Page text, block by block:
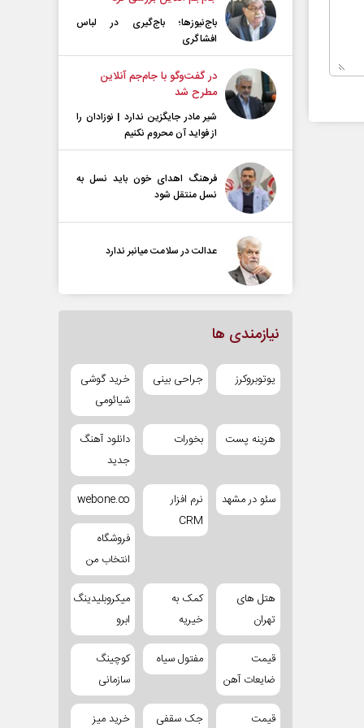
باج‌نیوزها؛ باج‌گیری در لباس
افشاگری
در گفت‌و‌گو با جام‌جم آنلاین
مطرح شد
شیر مادر جایگزین ندارد | نوزادان را
از فواید آن محروم نکنیم
فرهنگ اهدای خون باید نسل به
نسل منتقل شود
عدالت در سلامت میانبر ندارد
نیازمندی ها
یوتوبروکرز جراحی بینی
خرید گوشی
شیائومی
هزینه پست بخورات
دانلود آهنگ
جدید
سئو در مشهد
نرم افزار
CRM
webone.co
فروشگاه
انتخاب من
هتل های
تهران
کمک به
خیریه
میکروبلیدینگ
ابرو
قیمت
ضایعات آهن
مفتول سیاه
کوچینگ
سازمانی
قیمت جک سقفی خرید میز